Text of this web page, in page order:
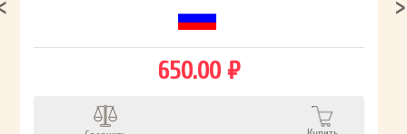
650.00 ₽